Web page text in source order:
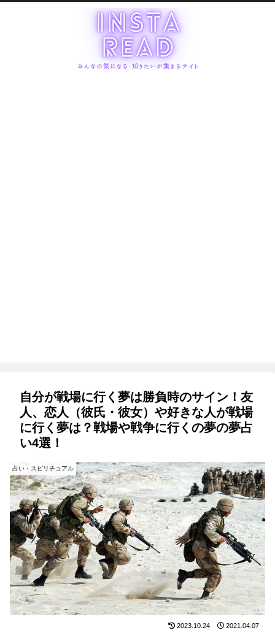
自分が戦場に行く夢は勝負時のサイン！友
人、恋人（彼氏・彼女）や好きな人が戦場
に行く夢は？戦場や戦争に行くの夢の夢占
い4選！
占い・スピリチュアル
2023.10.24 2021.04.07